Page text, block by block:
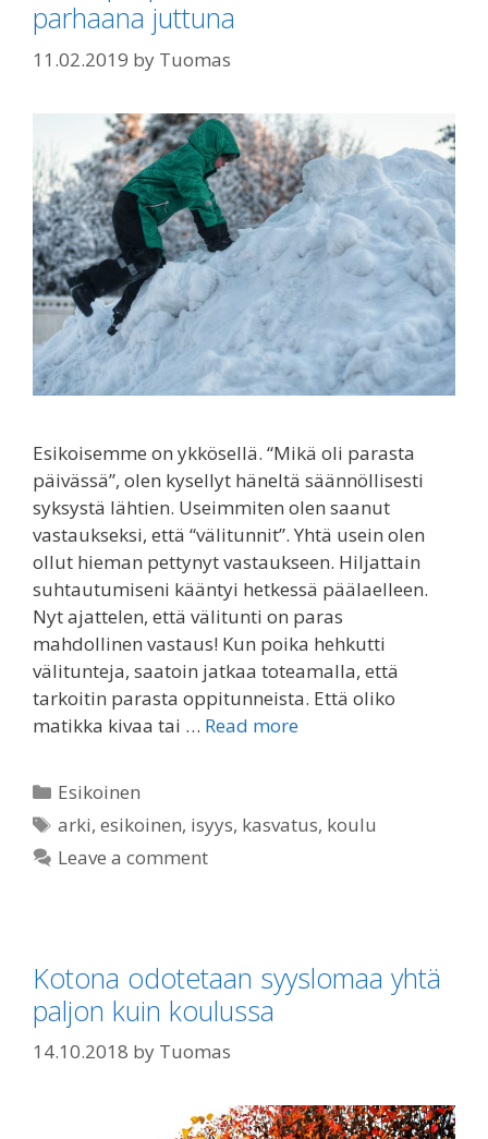
parhaana juttuna
11.02.2019 by Tuomas
Esikoisemme on ykkösellä. “Mikä oli parasta
päivässä”, olen kysellyt häneltä säännöllisesti
syksystä lähtien. Useimmiten olen saanut
vastaukseksi, että “välitunnit”. Yhtä usein olen
ollut hieman pettynyt vastaukseen. Hiljattain
suhtautumiseni kääntyi hetkessä päälaelleen.
Nyt ajattelen, että välitunti on paras
mahdollinen vastaus! Kun poika hehkutti
välitunteja, saatoin jatkaa toteamalla, että
tarkoitin parasta oppitunneista. Että oliko
matikka kivaa tai … Read more
Categories
Esikoinen
Tags
arki,esikoinen, isyys, kasvatus, koulu
Leave a comment
Kotona odotetaan syyslomaa yhtä
paljon kuin koulussa
14.10.2018 by Tuomas